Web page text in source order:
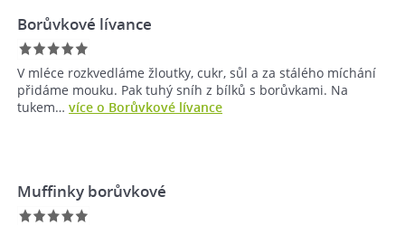
Borůvkové lívance
V mléce rozkvedláme žloutky, cukr, sůl a za stálého míchání
přidáme mouku. Pak tuhý sníh z bílků s borůvkami. Na
tukem… více o Borůvkové lívance
Muffinky borůvkové